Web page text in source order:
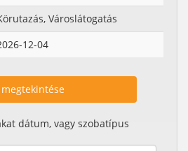
Városlátogatás
12-04
dátum, vagy szobatípus